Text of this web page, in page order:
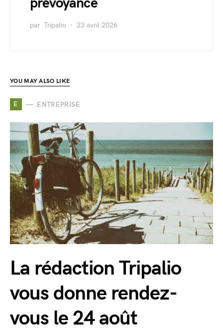
par Tripalio 23 avril 2026
YOU MAY ALSO LIKE
E ENTREPRISE
La rédaction Tripalio
vous donne rendez-
vous le 24 août